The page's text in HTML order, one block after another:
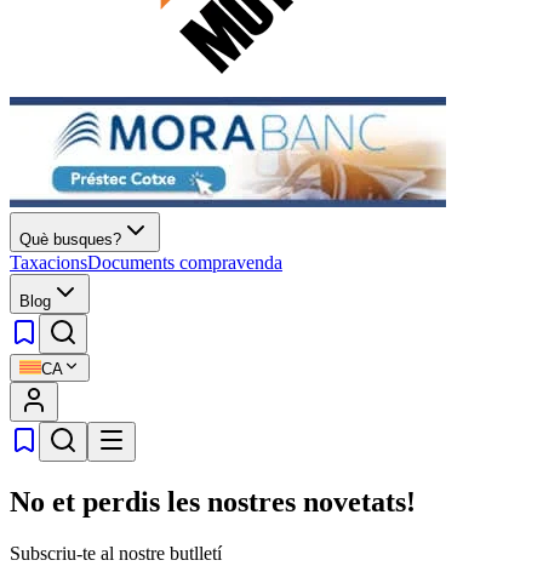
Què busques?
TaxacionsDocuments compravenda
Blog
CA
No et perdis les nostres novetats!
Subscriu-te al nostre butlletí